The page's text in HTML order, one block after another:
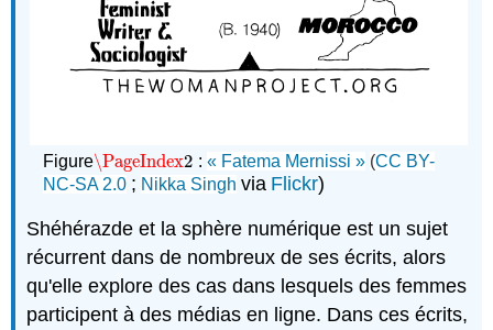
Figure\PageIndex2
\PageIndex2 : « Fatema Mernissi » (CC BY-
NC-SA 2.0 ; Nikka Singh via Flickr)
Shéhérazde et la sphère numérique est un sujet
récurrent dans de nombreux de ses écrits, alors
qu'elle explore des cas dans lesquels des femmes
participent à des médias en ligne. Dans ces écrits,